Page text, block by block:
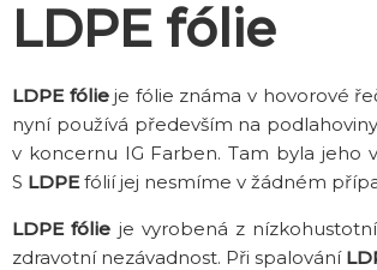
LDPE fólie
LDPE fólieje fólie známa v hovorové
nyní používá především na
v koncernu IG Farben. Tam byla jeho
S LDPEfólií jej nesmíme v žádném
LDPE fólie je vyrobená z
zdravotní nezávadnost. Při spalování